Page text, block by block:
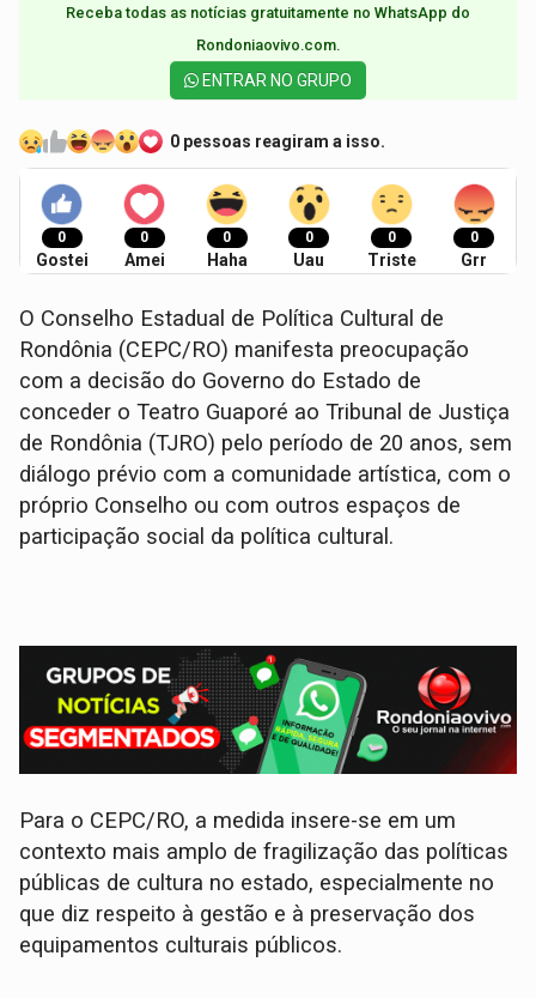
Receba todas as notícias gratuitamente no WhatsApp do
Rondoniaovivo.com.​
ENTRAR NO GRUPO
0 pessoas reagiram a isso.
0
Gostei
0
Amei
0
Haha
0
Uau
0
Triste
0
Grr
O Conselho Estadual de Política Cultural de
Rondônia (CEPC/RO) manifesta preocupação
com a decisão do Governo do Estado de
conceder o Teatro Guaporé ao Tribunal de Justiça
de Rondônia (TJRO) pelo período de 20 anos, sem
diálogo prévio com a comunidade artística, com o
próprio Conselho ou com outros espaços de
participação social da política cultural.
Para o CEPC/RO, a medida insere-se em um
contexto mais amplo de fragilização das políticas
públicas de cultura no estado, especialmente no
que diz respeito à gestão e à preservação dos
equipamentos culturais públicos.